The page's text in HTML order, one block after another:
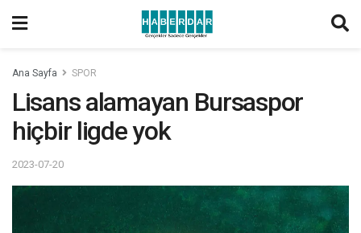
Ana Sayfa SPOR
Lisans alamayan Bursaspor
hiçbir ligde yok
2023-07-20